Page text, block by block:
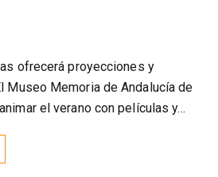
ofrecerá proyecciones y
Museo Memoria de Andalucía de
el verano con películas y…